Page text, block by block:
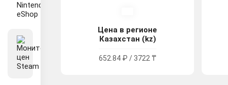
Цена в регионе
Казахстан (kz)
652.84 ₽ / 3722 ₸